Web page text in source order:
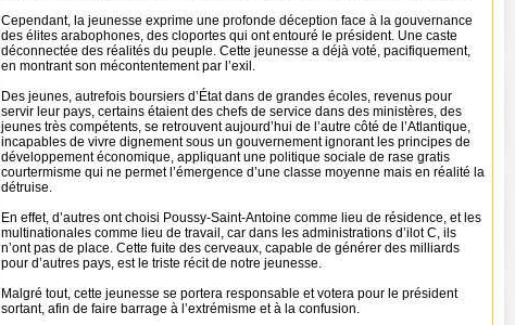
Cependant, la jeunesse exprime une profonde déception face à la gouvernance
des élites arabophones, des cloportes qui ont entouré le président. Une caste
déconnectée des réalités du peuple. Cette jeunesse a déjà voté, pacifiquement,
en montrant son mécontentement par l’exil.
Des jeunes, autrefois boursiers d’État dans de grandes écoles, revenus pour
servir leur pays, certains étaient des chefs de service dans des ministères, des
jeunes très compétents, se retrouvent aujourd’hui de l’autre côté de l’Atlantique,
incapables de vivre dignement sous un gouvernement ignorant les principes de
développement économique, appliquant une politique sociale de rase gratis
courtermisme qui ne permet l’émergence d’une classe moyenne mais en réalité la
détruise.
En effet, d’autres ont choisi Poussy-Saint-Antoine comme lieu de résidence, et les
multinationales comme lieu de travail, car dans les administrations d’ilot C, ils
n’ont pas de place. Cette fuite des cerveaux, capable de générer des milliards
pour d’autres pays, est le triste récit de notre jeunesse.
Malgré tout, cette jeunesse se portera responsable et votera pour le président
sortant, afin de faire barrage à l’extrémisme et à la confusion.